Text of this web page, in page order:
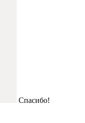
Спасибо!